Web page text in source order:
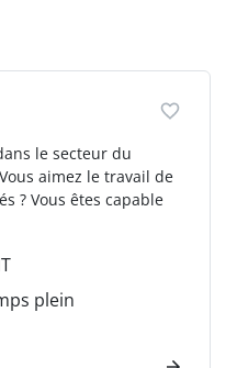
le secteur du
aimez le travail de
? Vous êtes capable
plein